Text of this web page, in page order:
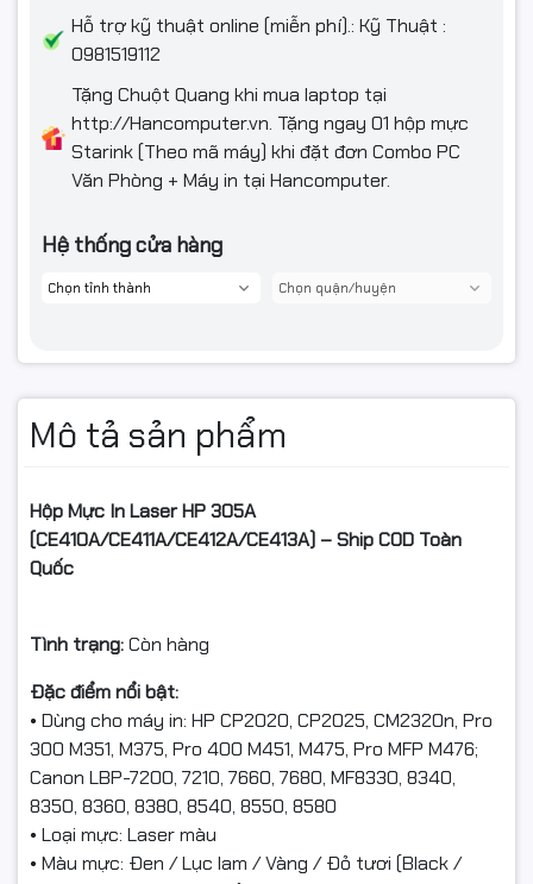
Hỗ trợ kỹ thuật online (miễn phí).: Kỹ Thuật :
0981519112
Tặng Chuột Quang khi mua laptop tại
http://Hancomputer.vn. Tặng ngay 01 hộp mực
Starink (Theo mã máy) khi đặt đơn Combo PC
Văn Phòng + Máy in tại Hancomputer.
Hệ thống cửa hàng
Mô tả sản phẩm
Hộp Mực In Laser HP 305A
(CE410A/CE411A/CE412A/CE413A) – Ship COD Toàn
Quốc
Tình trạng:Còn hàng
Đặc điểm nổi bật:
• Dùng cho máy in: HP CP2020, CP2025, CM2320n, Pro
300 M351, M375, Pro 400 M451, M475, Pro MFP M476;
Canon LBP-7200, 7210, 7660, 7680, MF8330, 8340,
8350, 8360, 8380, 8540, 8550, 8580
• Loại mực: Laser màu
• Màu mực: Đen / Lục lam / Vàng / Đỏ tươi (Black /